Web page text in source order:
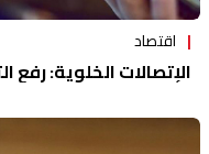
اقتصاد
الإتصالات الخلوية: رفع